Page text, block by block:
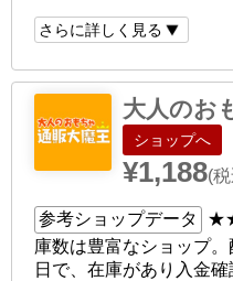
さらに詳しく見る
大人のお
ショップへ
¥1,188(
参考ショップデータ
庫数は豊富なショップ
日で、在庫があり入金